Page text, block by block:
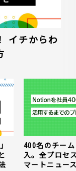
イチからわ
400名のチー
入。全プロセ
マートニュー